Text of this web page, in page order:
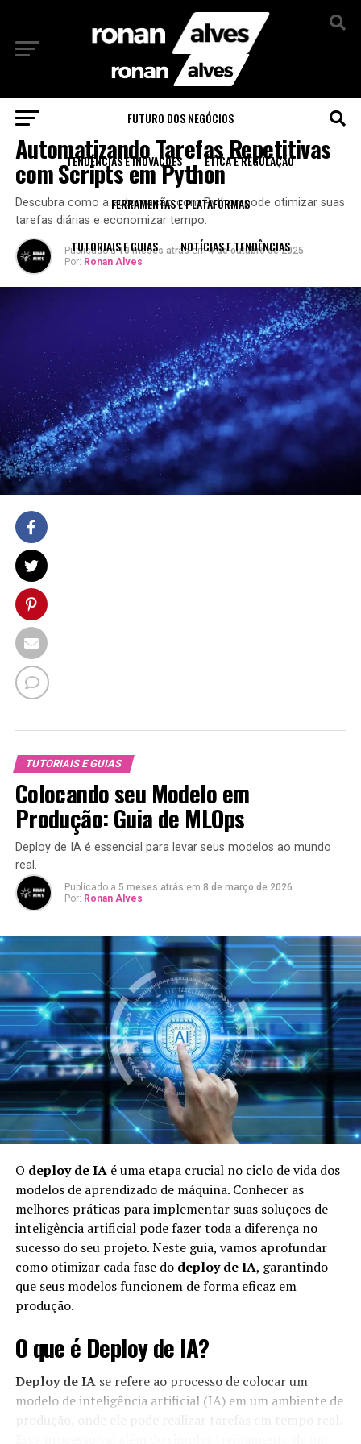
FUTURO DOS NEGÓCIOS
TENDÊNCIAS E INOVAÇÕES ÉTICA E REGULAÇÃO
FERRAMENTAS E PLATAFORMAS
TUTORIAIS E GUIAS NOTÍCIAS E TENDÊNCIAS
TUTORIAIS E GUIAS
Automatizando Tarefas Repetitivas
com Scripts em Python
Descubra como a automação com Python pode otimizar suas
tarefas diárias e economizar tempo.
Publicado a 10 meses atrás em 4 de outubro de 2025
Por: Ronan Alves
TUTORIAIS E GUIAS
Colocando seu Modelo em
Produção: Guia de MLOps
Deploy de IA é essencial para levar seus modelos ao mundo
real.
Publicado a 5 meses atrás em 8 de março de 2026
Por: Ronan Alves
O deploy de IAé uma etapa crucial no ciclo de vida dos
modelos de aprendizado de máquina. Conhecer as
melhores práticas para implementar suas soluções de
inteligência artificial pode fazer toda a diferença no
sucesso do seu projeto. Neste guia, vamos aprofundar
como otimizar cada fase do deploy de IA, garantindo
que seus modelos funcionem de forma eficaz em
produção.
O que é Deploy de IA?
Deploy de IAse refere ao processo de colocar um
modelo de inteligência artificial (IA) em um ambiente de
Sair da versão mobile